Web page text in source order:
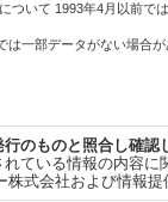
ついて 1993年4月以前で
一部データがない場合が
行のものと照合し確認
ている情報の内容
式会社および情報提